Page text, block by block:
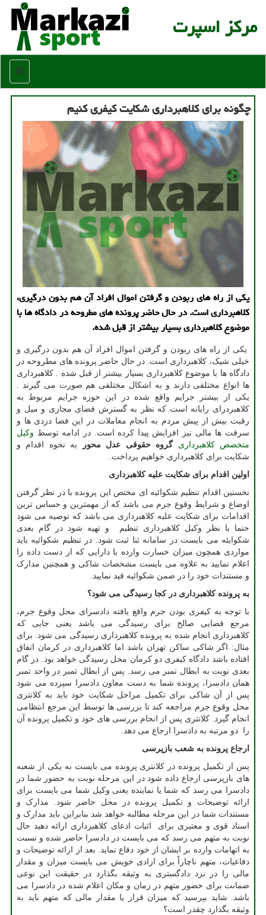
مركز اسپرت
منو
چگونه برای كلاهبرداری شكایت كیفری كنیم
یكی از راه های ربودن و گرفتن اموال افراد آن هم بدون درگیری،
كلاهبرداری است. در حال حاضر پرونده های مطروحه در دادگاه ها با
موضوع كلاهبرداری بسیار بیشتر از قبل شده.
یکی از راه های ربودن و گرفتن اموال افراد آن هم بدون درگیری و
خیلی شیک، کلاهبرداری است. در حال حاضر پرونده های مطروحه در
دادگاه ها با موضوع کلاهبرداری بسیار بیشتر از قبل شده . کلاهبرداری
ها انواع مختلفی دارند و به اشکال مختلفی هم صورت می گیرند .
یکی از بیشتر جرایم واقع شده در این حوزه جرایم مربوط به
کلاهبردرای رایانه است که نظر به گسترش فضای مجازی و میل و
رقبت بیش از پیش مردم به انجام معاملات در این فضا دزدی ها و
سرقت ها مالی نیز افزایش پیدا کرده است. در ادامه توسط وکیل
متخصص کلاهبرداری
گروه حقوقی عدل محور
به نحوه اقدام و
شکایت برای کلاهبرداری خواهیم پرداخت.
اولین اقدام برای شکایت علیه کلاهبرداری
نخستین اقدام تنظیم شکوائیه ای مختص این پرونده با در نظر گرفتن
اوضاع و شرایط وقوع جرم می باشد که از مهمترین و حساس ترین
اقدامات برای شکایت علیه کلاهبرداری می باشد که توصیه می شود
حتما با نظر وکیل کلاهبرداری تنظیم و تهیه شود در گام بعدی
شکوایئه می بایست در سامانه ثنا ثبت شود. در تنظیم شکوائیه باید
مواردی همچون میزان خسارت وارده یا دارایی که از دست داده را
اعلام نمایید به علاوه می بایست مشخصات شاکی و همچنین مدارک
و مستندات خود را در ضمن شکوائیه قید نمایید.
به پرونده کلاهبرداری در کجا رسیدگی می شود؟
با توجه به کیفری بودن جرم واقع یافته دادسرای محل وقوع جرم،
مرجع قضایی صالح برای رسیدگی می باشد یعنی جایی که
کلاهبرداری انجام شده به پرونده کلاهبرداری رسیدگی می شود. برای
مثال: اگر شاکی ساکن تهران باشد اما کلاهبرداری در کرمان اتفاق
افتاده باشد دادگاه کیفری دو کرمان محل رسیدگی خواهد بود. در گام
بعدی نوبت به ابطال تمبر می رسد. پس از ابطال تمبر در واحد تمبر
همان دادسرا، پرونده شما به دست معاون دادسرا سپرده می شود
پس از آن شاکی برای تکمیل مراحل شکایت خود باید به کلانتری
محل وقوع جرم مراجعه کند تا بررسی ها توسط این مرجع انتظامی
انجام گیرد. کلانتری پس از انجام بررسی های خود و تکمیل پرونده آن
را دو مرتبه به دادسرا ارجاع می دهد.
ارجاع پرونده به شعب بازپرسی
پس از تکمیل پرونده در کلانتری پرونده می بایست به یکی از شعبه
های بازپرسی ارجاع داده شود در این مرحله نوبت به حضور شما در
دادسرا می رسد که شما یا نماینده یعنی وکیل شما می بایست برای
ارائه توضیحات و تکمیل پرونده در محل حاضر شود. مدارک و
مستندات شما در این مرحله مطالبه خواهد شد بنابراین باید مدارک و
اسناد قوی و معتبری برای اثبات ادعای کلاهبرداری ارائه دهید حال
نوبت به متهم می رسد که می بایست در دادسرا حاضر شده و نسبت
به اتهامات وارده بر ایشان از خود دفاع نماید. بعد از ارائه توضیحات و
دفاعیات، متهم ناچاراً برای ازادی خویش می بایست میزان و مقدار
مالی را در نزد دادگستری به وثیقه بگذارد در حقیقت این نوعی
ضمانت برای حضور متهم در زمان و مکان اعلام شده در دادسرا می
باشد. شاید بپرسید که میزان قرار یا مقدار مالی که متهم باید به
وثیقه بگذارد چقدر است؟